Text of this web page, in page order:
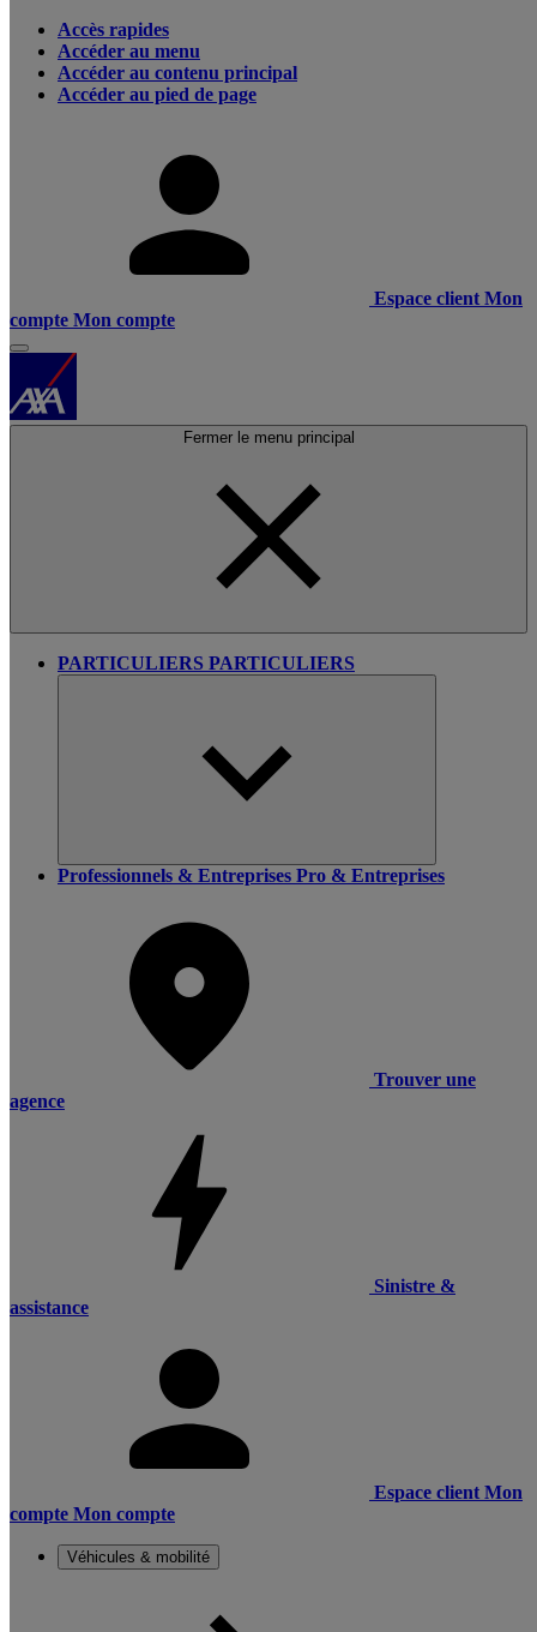
Accès rapides
Accéder au menu
Accéder au contenu principal
Accéder au pied de page
Espace client Mon
compte Mon compte
Fermer le menu principal
PARTICULIERS PARTICULIERS
Professionnels & Entreprises Pro & Entreprises
Trouver une
agence
Sinistre &
assistance
Espace client Mon
compte Mon compte
Véhicules & mobilité